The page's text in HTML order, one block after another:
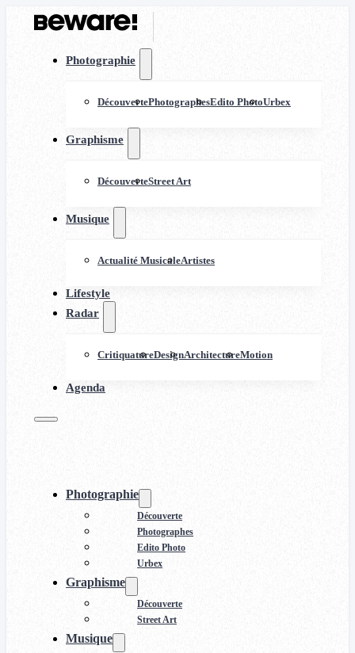
Photographie
DécouvertePhotographesEdito PhotoUrbex
Graphisme
DécouverteStreet Art
Musique
Actualité MusicaleArtistes
Lifestyle
Radar
CritiquatureDesignArchitectureMotion
Agenda
Photographie
Découverte
Photographes
Edito Photo
Urbex
Graphisme
Découverte
Street Art
Musique